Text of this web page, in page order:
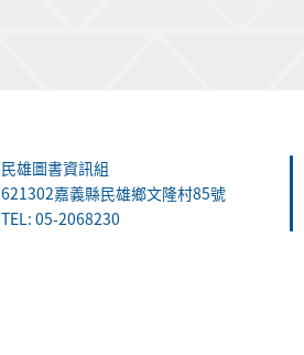
民雄圖書資訊組
621302嘉義縣民雄鄉文隆村85號
TEL: 05-2068230